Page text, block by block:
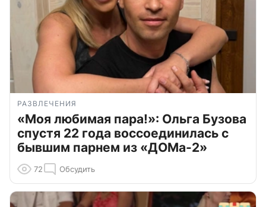
РАЗВЛЕЧЕНИЯ
«Моя любимая пара!»: Ольга Бузова
спустя 22 года воссоединилась с
бывшим парнем из «ДОМа-2»
72 Обсудить